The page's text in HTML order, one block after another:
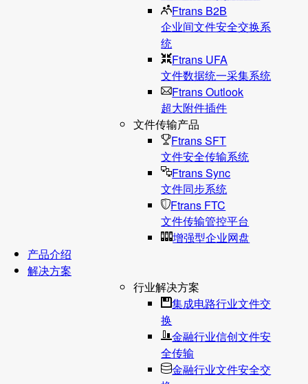
Ftrans B2B
企业间文件安全交换系
统
Ftrans UFA
文件数据统⼀采集系统
Ftrans Outlook
超大附件插件
文件传输产品
Ftrans SFT
文件安全传输系统
Ftrans Sync
文件同步系统
Ftrans FTC
文件传输管控平台
增强型企业网盘
产品介绍
解决方案
行业解决方案
集成电路行业文件交
换
金融行业信创文件安
全传输
金融行业文件安全交